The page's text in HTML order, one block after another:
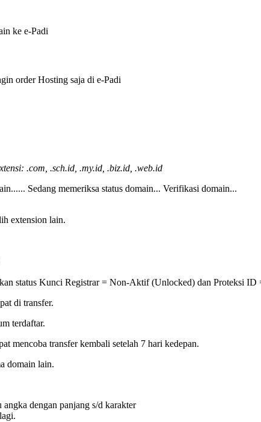
ke e-Padi
order Hosting saja di e-Padi
.com, .sch.id, .my.id, .biz.id, .web.id
Sedang memeriksa status domain... Verifikasi domain...
extension lain.
status Kunci Registrar = Non-Aktif (Unlocked) dan Proteksi ID
di transfer.
terdaftar.
mencoba transfer kembali setelah 7 hari kedepan.
domain lain.
angka dengan panjang s/d karakter